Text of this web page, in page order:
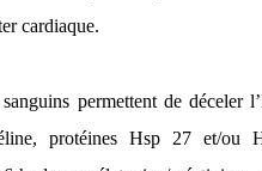
cardiaque.
permettent de déceler
protéines Hsp 27 et/ou